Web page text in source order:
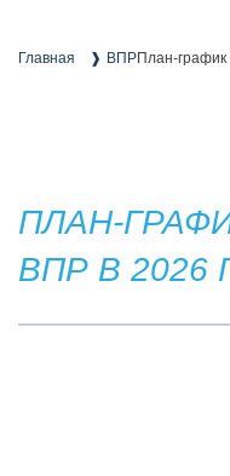
Главная ВПРПлан-
ПЛАН-
ВПР В 2026